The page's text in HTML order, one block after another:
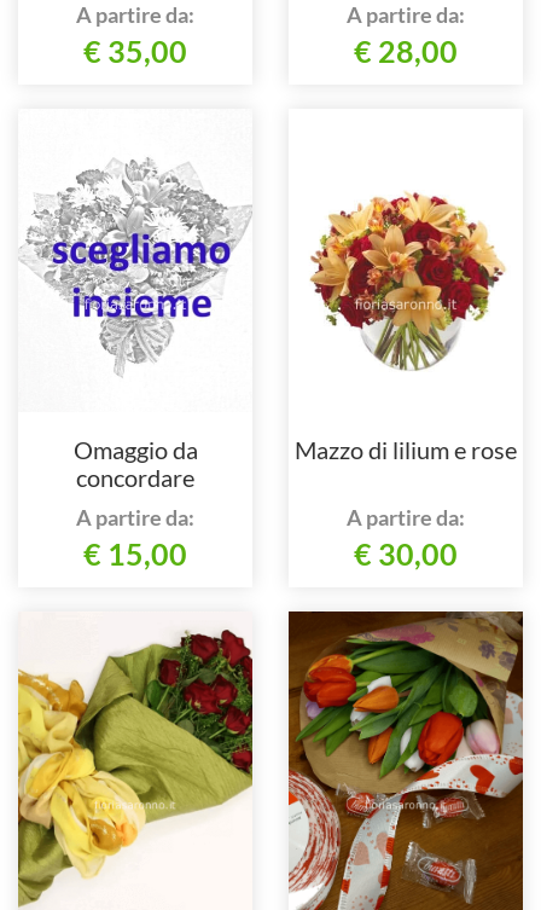
A partire da:
€ 35,00
A partire da:
€ 28,00
Omaggio da
concordare
telefonicamente
A partire da:
€ 15,00
Mazzo di lilium e rose
A partire da:
€ 30,00